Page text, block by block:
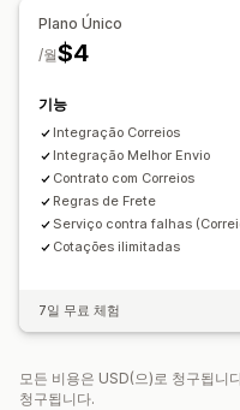
Plano Único
$4
/월
기능
Integração Correios
Integração Melhor Envio
Contrato com Correios
Regras de Frete
Serviço contra falhas
Cotações ilimitadas
7일 무료 체험
모든 비용은 USD(으)로 청구됩니
청구됩니다.